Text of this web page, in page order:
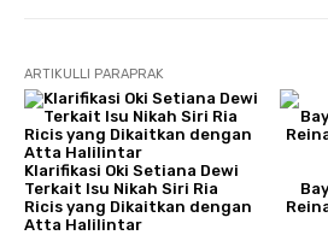
ARTIKULLI PARAPRAK
Klarifikasi Oki Setiana Dewi
Terkait Isu Nikah Siri Ria
Ricis yang Dikaitkan dengan
Atta Halilintar